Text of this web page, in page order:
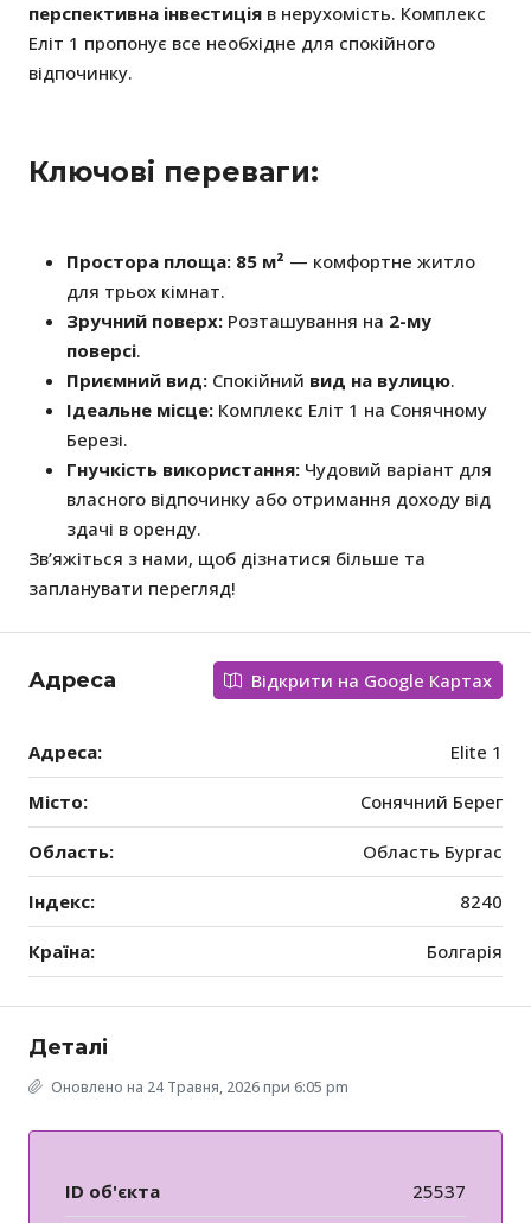
перспективна інвестиція в нерухомість. Комплекс
Еліт 1 пропонує все необхідне для спокійного
відпочинку.
Ключові переваги:
Простора площа: 85 м² — комфортне житло
для трьох кімнат.
Зручний поверх: Розташування на 2-му
поверсі.
Приємний вид: Спокійний вид на вулицю.
Ідеальне місце: Комплекс Еліт 1 на Сонячному
Березі.
Гнучкість використання: Чудовий варіант для
власного відпочинку або отримання доходу від
здачі в оренду.
Зв’яжіться з нами, щоб дізнатися більше та
запланувати перегляд!
Адреса Відкрити на Google Картах
Адреса: Elite 1
Місто: Сонячний Берег
Область: Область Бургас
Індекс: 8240
Країна: Болгарія
Деталі
Оновлено на 24 Травня, 2026 при 6:05 pm
ID об'єкта 25537